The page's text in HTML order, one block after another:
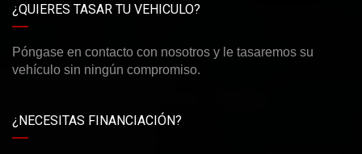
¿QUIERES TASAR TU VEHICULO?
Póngase en contacto con nosotros y le tasaremos su
vehículo sin ningún compromiso.
¿NECESITAS FINANCIACIÓN?